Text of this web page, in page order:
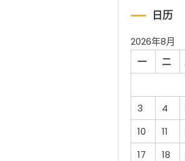
日历
2026年8月
一
二
3
4
10
11
17
18